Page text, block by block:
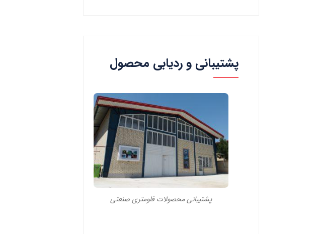
پشتیبانی و ردیابی محصول
پشتیبانی محصولات فلومتری صنعتی